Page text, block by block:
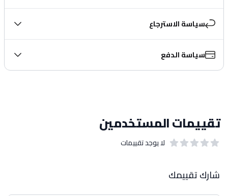
سياسة الاسترجاع
سياسة الدفع
تقييمات المستخدمين
لا يوجد تقييمات
شارك تقييمك